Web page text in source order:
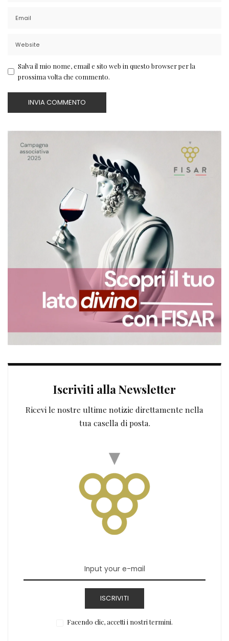
Salva il mio nome, email e sito web in questo browser per la
prossima volta che commento.
Iscriviti alla Newsletter
Ricevi le nostre ultime notizie direttamente nella
tua casella di posta.
ISCRIVITI
Facendo clic, accetti i nostri termini.